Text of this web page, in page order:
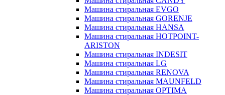
Машина стиральная EVGO
Машина стиральная GORENJE
Машина стиральная HANSA
Машина стиральная HOTPOINT-
ARISTON
Машина стиральная INDESIT
Машина стиральная LG
Машина стиральная RENOVA
Машина стиральная MAUNFELD
Машина стиральная OPTIMA